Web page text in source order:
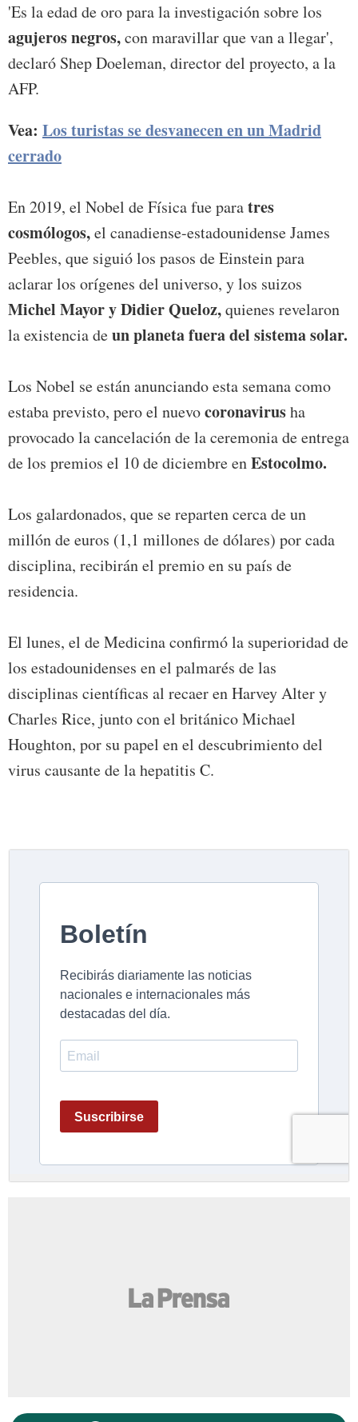
'Es la edad de oro para la investigación sobre los
agujeros negros,con maravillar que van a llegar',
declaró Shep Doeleman, director del proyecto, a la
AFP.
Vea: Los turistas se desvanecen en un Madrid
cerrado
En 2019, el Nobel de Física fue paratres
cosmólogos,el canadiense-estadounidense James
Peebles, que siguió los pasos de Einstein para
aclarar los orígenes del universo, y los suizos
Michel Mayor y Didier Queloz,quienes revelaron
la existencia deun planeta fuera del sistema solar.
Los Nobel se están anunciando esta semana como
estaba previsto, pero el nuevocoronavirusha
provocado la cancelación de la ceremonia de entrega
de los premios el 10 de diciembre enEstocolmo.
Los galardonados, que se reparten cerca de un
millón de euros (1,1 millones de dólares) por cada
disciplina, recibirán el premio en su país de
residencia.
El lunes, el de Medicina confirmó la superioridad de
los estadounidenses en el palmarés de las
disciplinas científicas al recaer en Harvey Alter y
Charles Rice, junto con el británico Michael
Houghton, por su papel en el descubrimiento del
virus causante de la hepatitis C.